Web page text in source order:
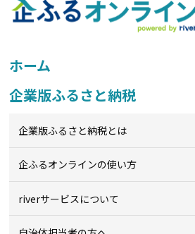
ホーム
企業版ふるさと納税
企業版ふるさと納税とは
企ふるオンラインの使い方
riverサービスについて